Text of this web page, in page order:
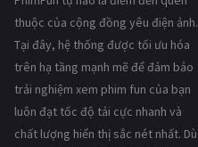
thuộc của cộng đồng yêu điện ảnh.
Tại đây, hệ thống được tối ưu hóa
trên hạ tầng mạnh mẽ để đảm bảo
trải nghiệm xem phim fun của bạn
luôn đạt tốc độ tải cực nhanh và
chất lượng hiển thị sắc nét nhất. Dù